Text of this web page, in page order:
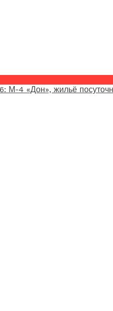
М-4 «Дон», жильё